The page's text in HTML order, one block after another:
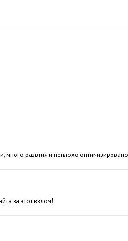
много развтия и неплохо оптимизировано
за этот взлом!